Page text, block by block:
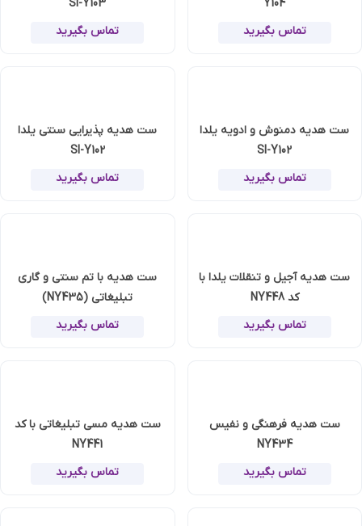
Y104
تماس بگیرید
SI-Y103
تماس بگیرید
ست هدیه دمنوش و ادویه یلدا
SI-Y102
تماس بگیرید
ست هدیه پذیرایی سنتی یلدا
SI-Y102
تماس بگیرید
ست هدیه آجیل و تنقلات یلدا با
کد NY448
تماس بگیرید
ست هدیه با تم سنتی و گاری
تبلیغاتی (NY435)
تماس بگیرید
ست هدیه فرهنگی و نفیس
NY434
تماس بگیرید
ست هدیه مسی تبلیغاتی با کد
NY441
تماس بگیرید